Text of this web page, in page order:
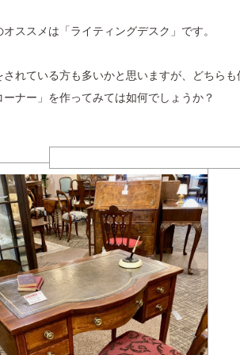
ススメは「ライティングデスク」です。
れている方も多いかと思いますが、どちらも
ナー」を作ってみては如何でしょうか？